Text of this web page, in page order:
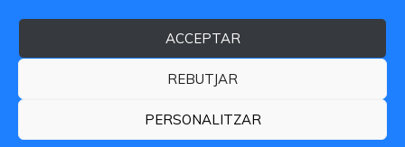
ACCEPTAR
REBUTJAR
PERSONALITZAR
DE VALÈNCIA
Avís legalPolítica de privacitat